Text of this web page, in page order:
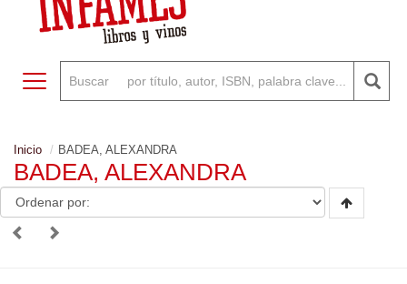
Toggle navigation
Inicio BADEA, ALEXANDRA
BADEA, ALEXANDRA